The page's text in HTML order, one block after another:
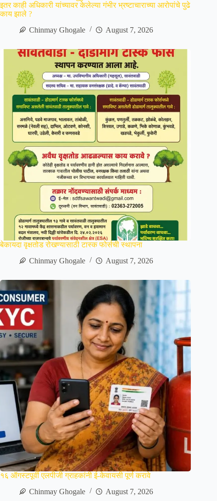
इतर काही अधिकारी यांच्यावर केलेल्या गंभीर भ्रष्टाचाराच्या आरोपांचे पुढे
काय झाले ?
Chinmay Ghogale
August 7, 2026
बेकायदा वृक्षतोड रोखण्यासाठी टास्क फोर्सची स्थापना
Chinmay Ghogale
August 7, 2026
१६ ऑगस्टपूर्वी एलपीजी ग्राहकांनी ई-केवायसी पूर्ण करावे
Chinmay Ghogale
August 7, 2026